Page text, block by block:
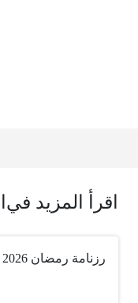
اقرأ المزيد في
رزنامة رمضان 2026